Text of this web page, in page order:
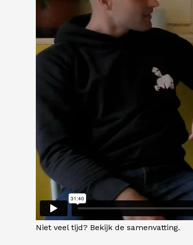
Niet veel tijd? Bekijk de samenvatting.